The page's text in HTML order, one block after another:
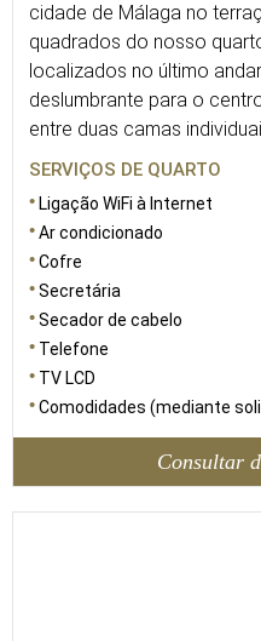
cidade de Málaga no
quadrados do nosso
localizados no último
deslumbrante para o
entre duas camas
SERVIÇOS DE QUARTO
Ligação WiFi à Internet
Ar condicionado
Cofre
Secretária
Secador de cabelo
Telefone
TV LCD
Comodidades (mediante
Consultar